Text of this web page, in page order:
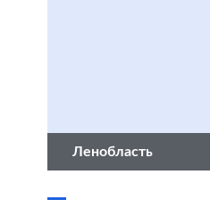
Ленобласть